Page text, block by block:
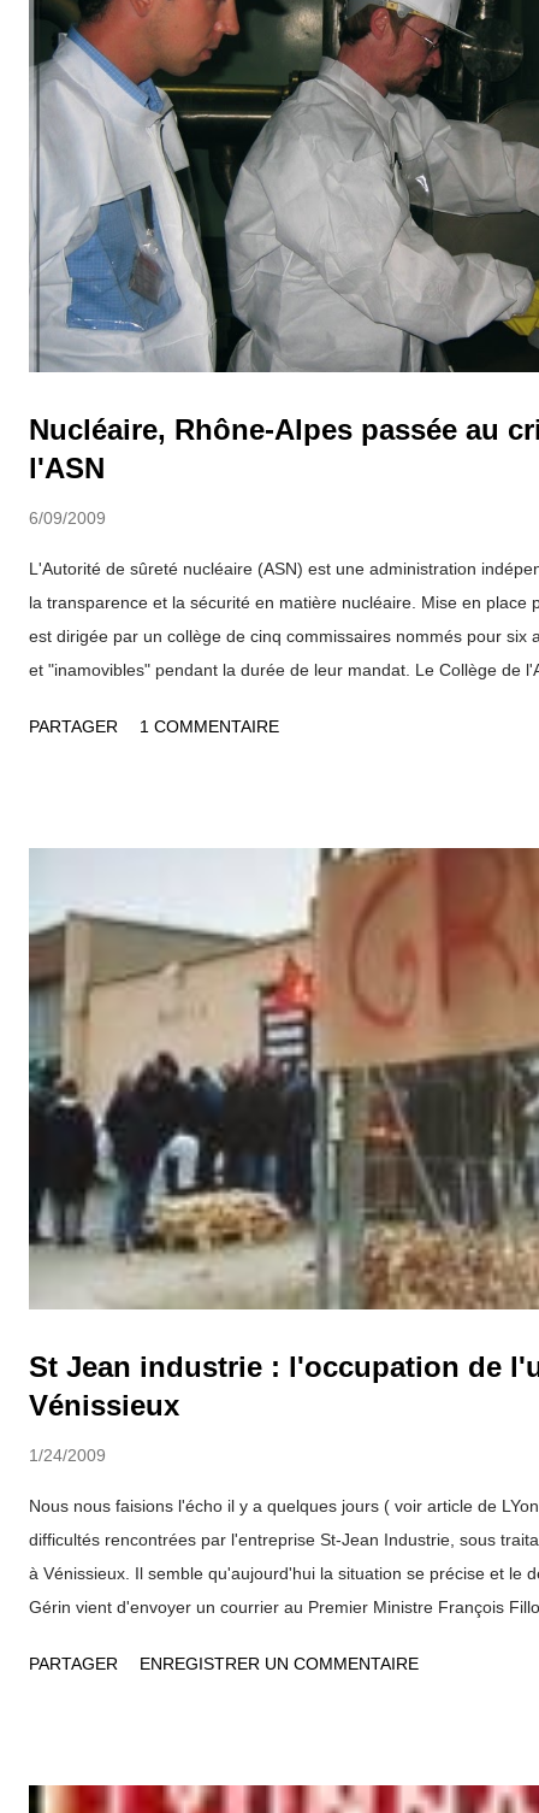
Nucléaire, Rhône-Alpes passée au
l'ASN
6/09/2009
L'Autorité de sûreté nucléaire (ASN) est une administration
la transparence et la sécurité en matière nucléaire. Mise en place
est dirigée par un collège de cinq commissaires nommés pour six
et "inamovibles" pendant la durée de leur mandat. Le Collège de
"sans recevoir d'instructions du gouvernement ni d'aucune autre
utilisent le nucléaire. Non seulement les centrales mais aussi les
radiologie, les instituts de ...
PARTAGER 1 COMMENTAIRE
St Jean industrie : l'occupation de
Vénissieux
1/24/2009
Nous nous faisions l'écho il y a quelques jours ( voir article de
difficultés rencontrées par l'entreprise St-Jean Industrie, sous
à Vénissieux. Il semble qu'aujourd'hui la situation se précise et le
Gérin vient d'envoyer un courrier au Premier Ministre François
Premier ministre, Après votre annonce d’aide à l’automobile le
tout fait pour pourrir la situation afin d’obtenir la fermeture de ce
PARTAGER ENREGISTRER UN COMMENTAIRE